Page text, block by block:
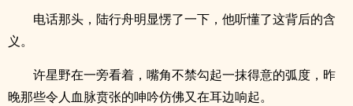
电话那头，陆行舟明显愣了一下，他听懂了这背后的含
义。
许星野在一旁看着，嘴角不禁勾起一抹得意的弧度，昨
晚那些令人血脉贲张的呻吟仿佛又在耳边响起。